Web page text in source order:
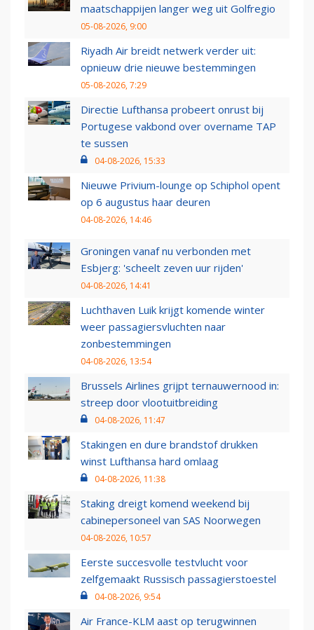
maatschappijen langer weg uit Golfregio
05-08-2026, 9:00
Riyadh Air breidt netwerk verder uit:
opnieuw drie nieuwe bestemmingen
05-08-2026, 7:29
Directie Lufthansa probeert onrust bij
Portugese vakbond over overname TAP
te sussen
04-08-2026, 15:33
Nieuwe Privium-lounge op Schiphol opent
op 6 augustus haar deuren
04-08-2026, 14:46
Groningen vanaf nu verbonden met
Esbjerg: 'scheelt zeven uur rijden'
04-08-2026, 14:41
Luchthaven Luik krijgt komende winter
weer passagiersvluchten naar
zonbestemmingen
04-08-2026, 13:54
Brussels Airlines grijpt ternauwernood in:
streep door vlootuitbreiding
04-08-2026, 11:47
Stakingen en dure brandstof drukken
winst Lufthansa hard omlaag
04-08-2026, 11:38
Staking dreigt komend weekend bij
cabinepersoneel van SAS Noorwegen
04-08-2026, 10:57
Eerste succesvolle testvlucht voor
zelfgemaakt Russisch passagierstoestel
04-08-2026, 9:54
Air France-KLM aast op terugwinnen